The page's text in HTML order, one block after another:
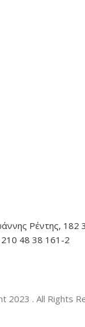
Ρέντης, 182
48 38 161-2
2023 . All Rights